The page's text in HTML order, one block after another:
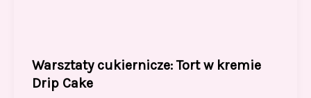
Warsztaty cukiernicze: Tort w kremie
Drip Cake